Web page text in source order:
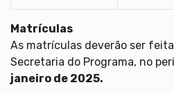
Matrículas
As matrículas deverão ser
Secretaria do Programa, no
janeiro de 2025.